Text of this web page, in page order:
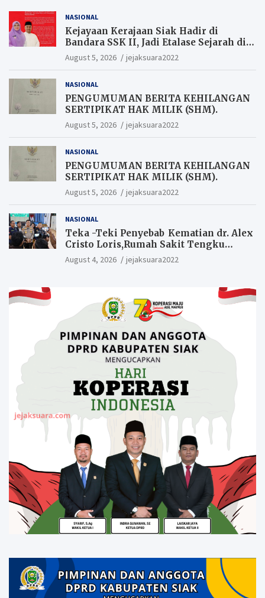
NASIONAL
Kejayaan Kerajaan Siak Hadir di
Bandara SSK II, Jadi Etalase Sejarah di
Gerbang Riau
August 5, 2026 jejaksuara2022
NASIONAL
PENGUMUMAN BERITA KEHILANGAN
SERTIPIKAT HAK MILIK (SHM).
August 5, 2026 jejaksuara2022
NASIONAL
PENGUMUMAN BERITA KEHILANGAN
SERTIPIKAT HAK MILIK (SHM).
August 5, 2026 jejaksuara2022
NASIONAL
Teka -Teki Penyebab Kematian dr. Alex
Cristo Loris,Rumah Sakit Tengku
Rafian Siak Terjawab Sudah Hasil
Penyelidikan Menyatakan Korban
pinjaman online
August 4, 2026 jejaksuara2022